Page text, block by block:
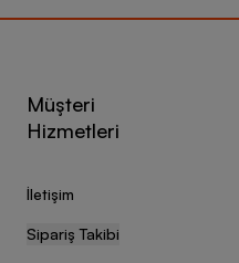
Müşteri
Hizmetleri
İletişim
Sipariş Takibi